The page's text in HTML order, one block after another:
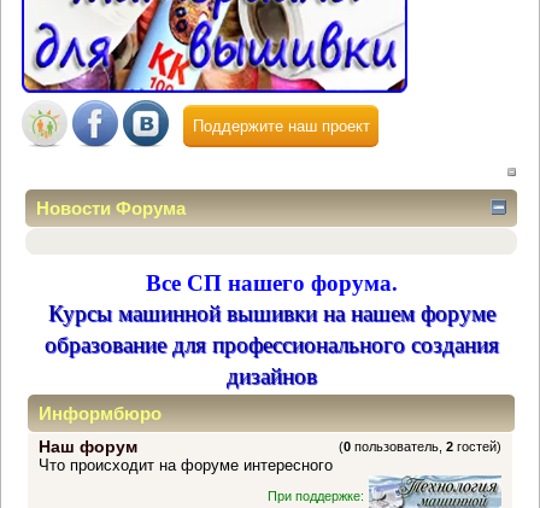
Поддержите наш проект
Новости Форума
Все СП нашего форума.
Курсы машинной вышивки на нашем форуме
образование для профессионального создания
дизайнов
Информбюро
Наш форум (0 пользователь,2 гостей)
Что происходит на форуме интересного
При поддержке: